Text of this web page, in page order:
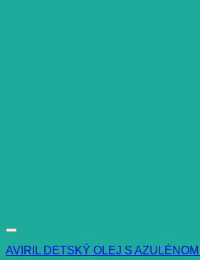
AVIRIL DETSKÝ OLEJ S AZULÉNOM